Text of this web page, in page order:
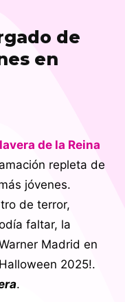
de
en
de la Reina
repleta de
jóvenes.
de terror,
faltar, la
Madrid en
2025!.
.